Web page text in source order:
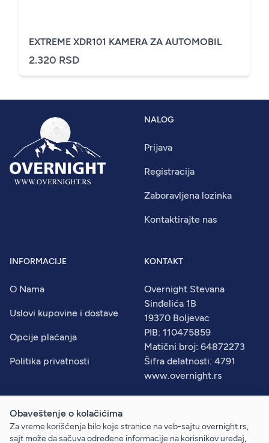
EXTREME XDR101 KAMERA ZA AUTOMOBIL
2.320 RSD
NALOG
Prijava
Registracija
Zaboravljena lozinka
Kontaktirajte nas
INFORMACIJE
O Nama
Uslovi kupovine i dostave
Opcije plaćanja
Politika privatnosti
KONTAKT
Overnight Stevana
Sinđelića 1B
19370 Boljevac
PIB: 110475859
Matični broj: 64872273
Šifra delatnosti: 4791
www.overnight.rs
© 2026Overnight. Sva prava zadržana.
Obaveštenje o kolačićima
Za vreme korišćenja bilo koje stranice na veb-sajtu overnight.rs,
sajt može da sačuva određene informacije na korisnikov uređaj,